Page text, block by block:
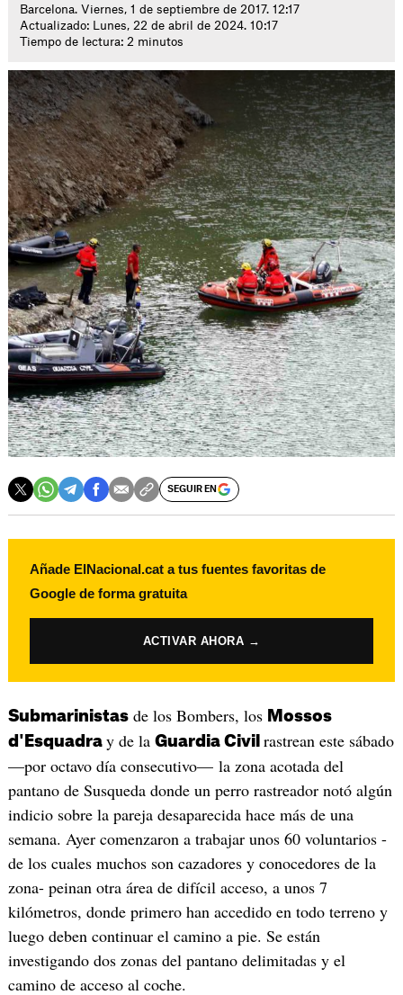
Barcelona. Viernes, 1 de septiembre de 2017. 12:17
Actualizado: Lunes, 22 de abril de 2024. 10:17
Tiempo de lectura: 2 minutos
SEGUIR EN
Añade ElNacional.cat a tus fuentes favoritas de
Google de forma gratuita
ACTIVAR AHORA →
Submarinistasde los Bombers, los Mossos
d'Esquadra y de la Guardia Civil rastrean este sábado
—por octavo día consecutivo— la zona acotada del
pantano de Susqueda donde un perro rastreador notó algún
indicio sobre la pareja desaparecida hace más de una
semana. Ayer comenzaron a trabajar unos 60 voluntarios -
de los cuales muchos son cazadores y conocedores de la
zona- peinan otra área de difícil acceso, a unos 7
kilómetros, donde primero han accedido en todo terreno y
luego deben continuar el camino a pie. Se están
investigando dos zonas del pantano delimitadas y el
camino de acceso al coche.